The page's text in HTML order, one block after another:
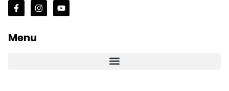
Menu